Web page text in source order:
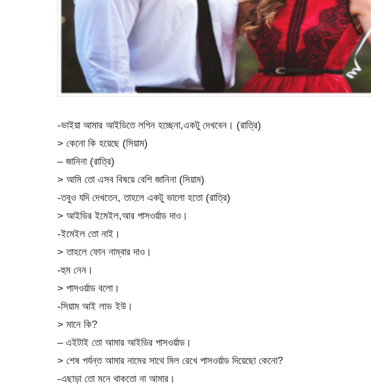
-ভাইয়া আমার আইডিতে লগিন হচ্ছেনা,একটু দেখবেন। (রাত্রি)
> কেনো কি হয়েছে (সিয়াম)
– জানিনা (রাত্রি)
> আমি তো এসব বিষয়ে বেশি জানিনা (সিয়াম)
-তবুও যদি দেখতেন, তাহলে একটু ভালো হতো (রাত্রি)
> আইডির ইমেইল,আর পাসওর্য়াড দাও।
-ইমেইল তো নাই।
> তাহলে ফোন নাম্বার দাও।
-হুম নেন।
> পাসওর্য়াড বলো।
-সিয়াম আই লাভ ইউ।
> মানে কি?
– এইটাই তো আমার আইডির পাসওর্য়াড।
> শেষ পর্যন্ত আমার নামের সাথে মিল রেখে পাসওর্য়াড দিয়েছো কেনো?
-এছাড়া তো মনে থাকতো না আমার।